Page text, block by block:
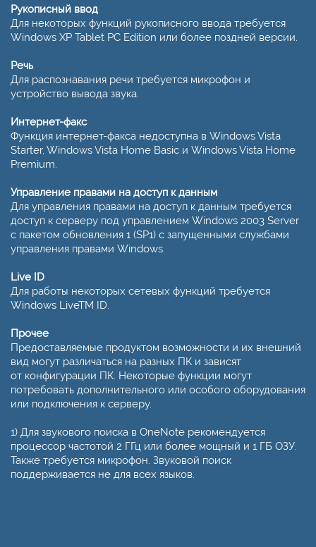
Рукописный ввод
Для некоторых функций рукописного ввода требуется
Windows XP Tablet PC Edition или более поздней версии.
Речь
Для распознавания речи требуется микрофон и
устройство вывода звука.
Интернет-факс
Функция интернет-факса недоступна в Windows Vista
Starter, Windows Vista Home Basic и Windows Vista Home
Premium.
Управление правами на доступ к данным
Для управления правами на доступ к данным требуется
доступ к серверу под управлением Windows 2003 Server
с пакетом обновления 1 (SP1) с запущенными службами
управления правами Windows.
Live ID
Для работы некоторых сетевых функций требуется
Windows LiveTM ID.
Прочее
Предоставляемые продуктом возможности и их внешний
вид могут различаться на разных ПК и зависят
от конфигурации ПК. Некоторые функции могут
потребовать дополнительного или особого оборудования
или подключения к серверу.
1) Для звукового поиска в OneNote рекомендуется
процессор частотой 2 ГГц или более мощный и 1 ГБ ОЗУ.
Также требуется микрофон. Звуковой поиск
поддерживается не для всех языков.